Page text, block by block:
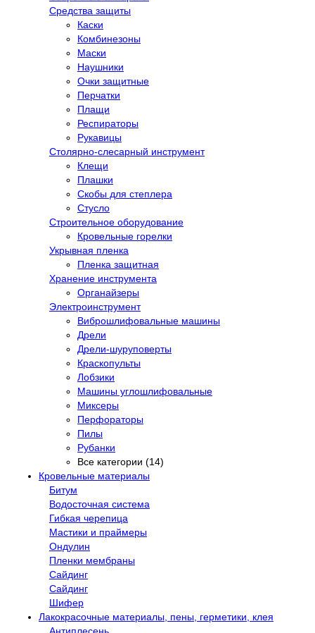
Средства защиты
Каски
Комбинезоны
Маски
Наушники
Очки защитные
Перчатки
Плащи
Респираторы
Рукавицы
Столярно-слесарный инструмент
Клещи
Плашки
Скобы для степлера
Стусло
Строительное оборудование
Кровельные горелки
Укрывная пленка
Пленка защитная
Хранение инструмента
Органайзеры
Электроинструмент
Виброшлифовальные машины
Дрели
Дрели-шуруповерты
Краскопульты
Лобзики
Машины углошлифовальные
Миксеры
Перфораторы
Пилы
Рубанки
Все категории (14)
Кровельные материалы
Битум
Водосточная система
Гибкая черепица
Мастики и праймеры
Ондулин
Пленки мембраны
Сайдинг
Сайдинг
Шифер
Лакокрасочные материалы, пены, герметики, клея